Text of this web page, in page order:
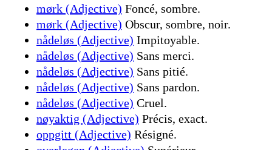
mørk (Adjective) Foncé, sombre.
mørk (Adjective) Obscur, sombre, noir.
nådeløs (Adjective) Impitoyable.
nådeløs (Adjective) Sans merci.
nådeløs (Adjective) Sans pitié.
nådeløs (Adjective) Sans pardon.
nådeløs (Adjective) Cruel.
nøyaktig (Adjective) Précis, exact.
oppgitt (Adjective) Résigné.